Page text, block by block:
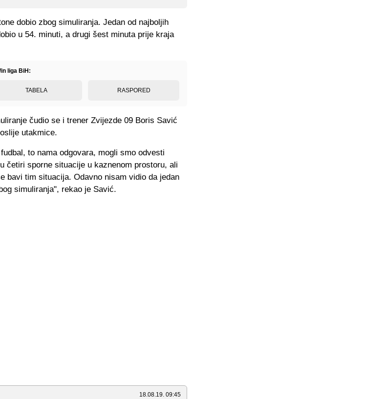
dobio zbog simuliranja. Jedan od najboljih
u 54. minuti, a drugi šest minuta prije kraja
liga BiH:
TABELA RASPORED
čudio se i trener Zvijezde 09 Boris Savić
utakmice.
to nama odgovara, mogli smo odvesti
četiri sporne situacije u kaznenom prostoru, ali
bavi tim situacija. Odavno nisam vidio da jedan
simuliranja", rekao je Savić.
18.08.19. 09:45